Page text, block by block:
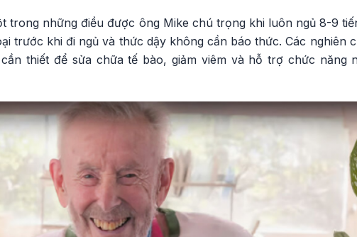
trong những điều được ông Mike chú trọng khi luôn ngủ 8-9
trước khi đi ngủ và thức dậy không cần báo thức. Các nghiên
thiết để sửa chữa tế bào, giảm viêm và hỗ trợ chức năng